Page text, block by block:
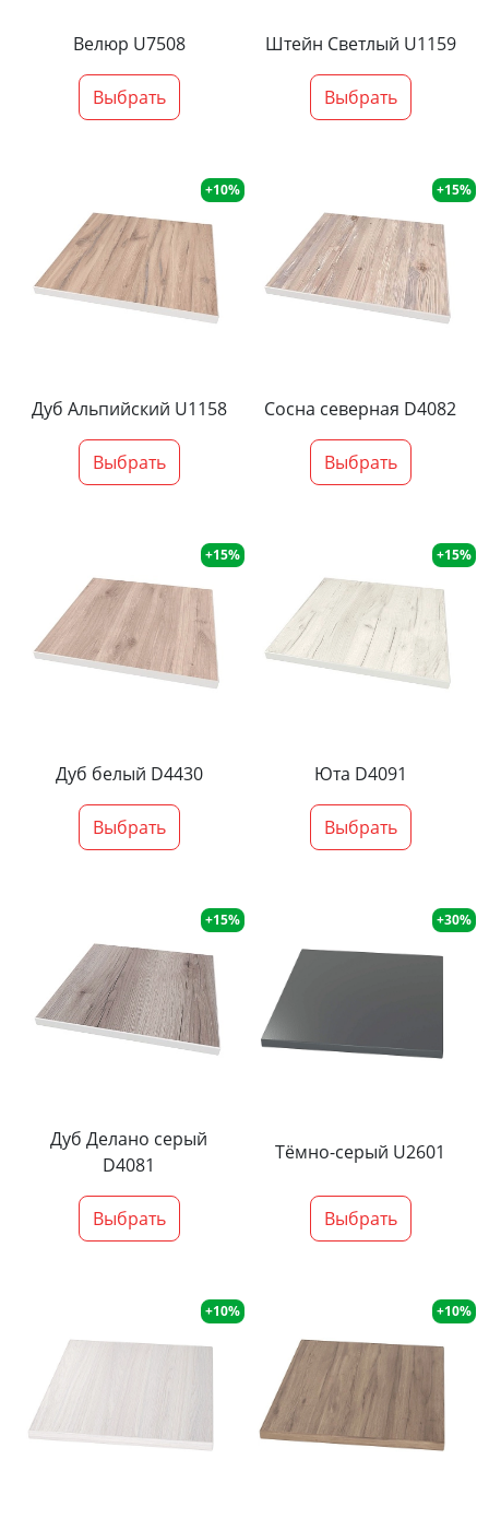
Велюр U7508
Выбрать
Штейн Светлый U1159
Выбрать
+10%
Дуб Альпийский U1158
Выбрать
+15%
Сосна северная D4082
Выбрать
+15%
Дуб белый D4430
Выбрать
+15%
Юта D4091
Выбрать
+15%
Дуб Делано серый
D4081
Выбрать
+30%
Тёмно-серый U2601
Выбрать
+10% +10%